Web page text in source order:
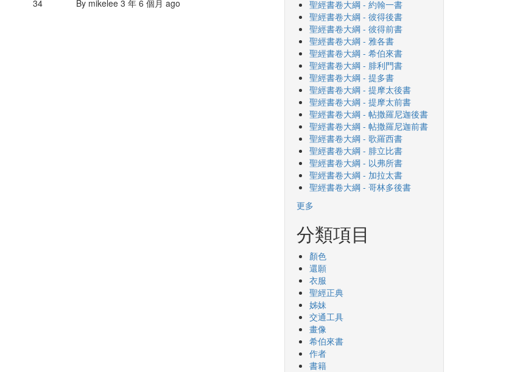
34 By mikelee 3 年 6 個月 ago
聖經書卷大綱 - 約翰一書
聖經書卷大綱 - 彼得後書
聖經書卷大綱 - 彼得前書
聖經書卷大綱 - 雅各書
聖經書卷大綱 - 希伯來書
聖經書卷大綱 - 腓利門書
聖經書卷大綱 - 提多書
聖經書卷大綱 - 提摩太後書
聖經書卷大綱 - 提摩太前書
聖經書卷大綱 - 帖撒羅尼迦後書
聖經書卷大綱 - 帖撒羅尼迦前書
聖經書卷大綱 - 歌羅西書
聖經書卷大綱 - 腓立比書
聖經書卷大綱 - 以弗所書
聖經書卷大綱 - 加拉太書
聖經書卷大綱 - 哥林多後書
更多
分類項目
顏色
還願
衣服
聖經正典
姊妹
交通工具
畫像
希伯來書
作者
書籍